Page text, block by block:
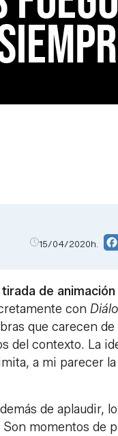
15/04/2020h.
tirada de
con
que carecen
del contexto. La
a mi parecer
de aplaudir,
Son momentos de